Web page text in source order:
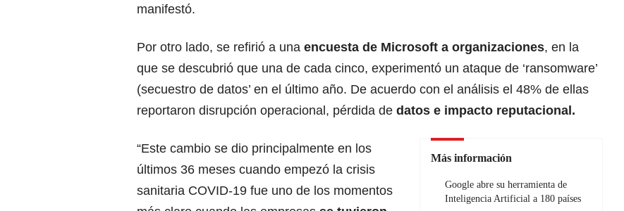
manifestó.
Por otro lado, se refirió a una encuesta de Microsoft a organizaciones, en la
que se descubrió que una de cada cinco, experimentó un ataque de ‘ransomware’
(secuestro de datos’ en el último año. De acuerdo con el análisis el 48% de ellas
reportaron disrupción operacional, pérdida de datos e impacto reputacional.
Más información
Google abre su herramienta de
Inteligencia Artificial a 180 países
“Este cambio se dio principalmente en los
últimos 36 meses cuando empezó la crisis
sanitaria COVID-19 fue uno de los momentos